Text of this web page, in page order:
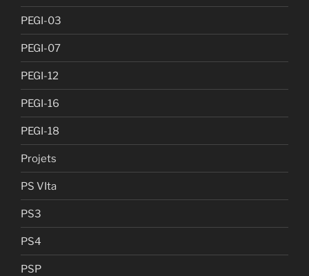
PEGI-03
PEGI-07
PEGI-12
PEGI-16
PEGI-18
Projets
PS VIta
PS3
PS4
PSP